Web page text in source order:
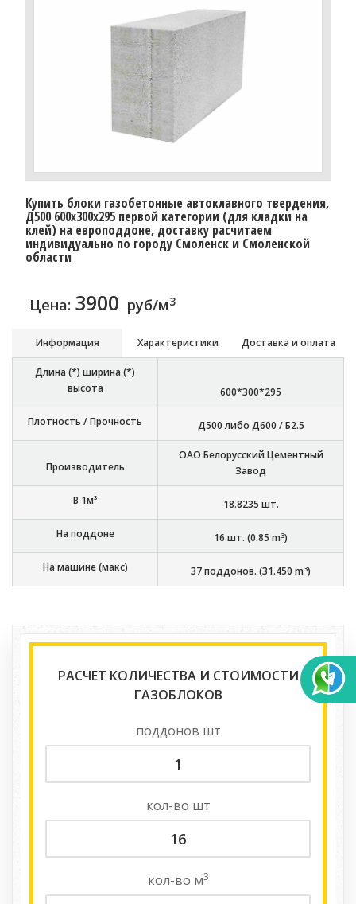
Купить блоки газобетонные автоклавного твердения,
Д500 600x300x295 первой категории (для кладки на
клей) на европоддоне, доставку расчитаем
индивидуально по городу Смоленск и Смоленской
области
Цена: 3900 руб/м3
Информация Характеристики Доставка и оплата
Длина (*) ширина (*)
высота
600*300*295
Плотность / Прочность Д500 либо Д600 / Б2.5
Производитель
ОАО Белорусский Цементный
Завод
В 1м³ 18.8235 шт.
На поддоне 16 шт. (0.85 m3)
На машине (макс) 37поддонов. (31.450 m3)
РАСЧЕТ КОЛИЧЕСТВА И СТОИМОСТИ
ГАЗОБЛОКОВ
поддонов шт
кол-во шт
кол-во м3